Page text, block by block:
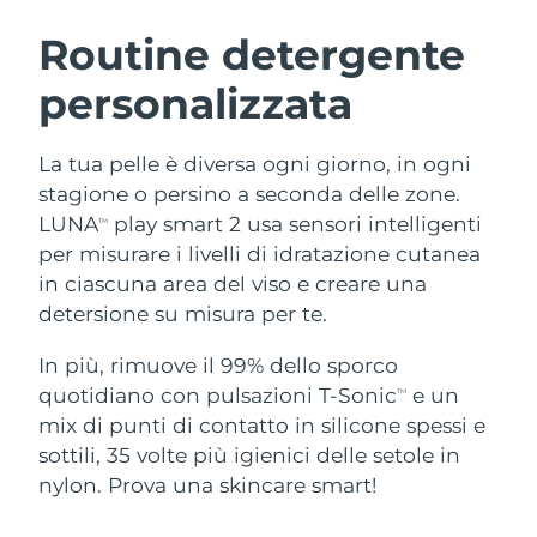
Routine detergente
personalizzata
La tua pelle è diversa ogni giorno, in ogni
stagione o persino a seconda delle zone.
LUNATM
play smart 2 usa sensori intelligenti
per misurare i livelli di idratazione cutanea
in ciascuna area del viso e creare una
detersione su misura per te.
In più, rimuove il 99% dello sporco
quotidiano con pulsazioni T-SonicTM
e un
mix di punti di contatto in silicone spessi e
sottili, 35 volte più igienici delle setole in
nylon. Prova una skincare smart!
LUNA™ 4 pacchetto
Anti-aging massage
LUNA™ 4 Plus
LUNA™ 4 Men
For men, anti-aging massage
BEAR™ 2 pacchetto
Microcurrent toning
BEAR™ 2 go
BEAR™ 2 eyes & lips
Microcurrent line smoothing device
Idratazione
UFO™ 3 pacchetto
Deep facial hydration
UFO™ 3 LED
Near-infrared and red light therapy
device
Igiene orale
Hybrid silicone sonic toothbrush
issa™ 4 plus
Smart hybrid silicone sonic toothbrush
TRATTAMENTI ANTI-AGE FAQ™
Anti-age Trattamenti LED
NEW
Austria Consegna stimata 08/08/2026
Bahrein Consegna stimata
Belgio
Bermuda Consegna stimata14/08/2026
Bosnia ed
Erzegovina
Consegna stimata 11/08/2026
Bulgaria Consegna stimata 08/08/2026
Canada Consegna stimata12/08/2026